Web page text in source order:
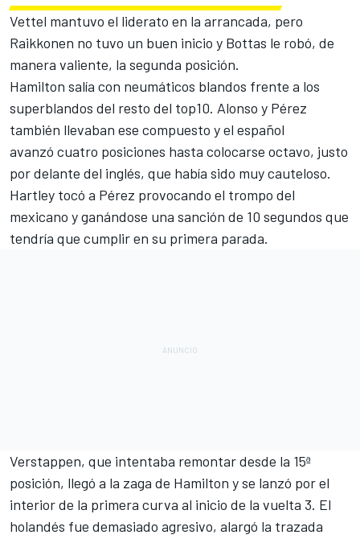
Vettel mantuvo el liderato en la arrancada, pero
Raikkonen no tuvo un buen inicio y Bottas le robó, de
manera valiente, la segunda posición.
Hamilton salía con neumáticos blandos frente a los
superblandos del resto del top10. Alonso y Pérez
también llevaban ese compuesto y el español
avanzó cuatro posiciones hasta colocarse octavo, justo
por delante del inglés, que había sido muy cauteloso.
Hartley tocó a Pérez provocando el trompo del
mexicano y ganándose una sanción de 10 segundos que
tendría que cumplir en su primera parada.
Verstappen, que intentaba remontar desde la 15ª
posición, llegó a la zaga de Hamilton y se lanzó por el
interior de la primera curva al inicio de la vuelta 3. El
holandés fue demasiado agresivo, alargó la trazada